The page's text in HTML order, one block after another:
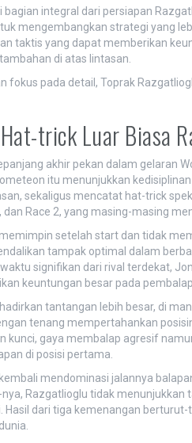
integral dari persiapan
mengembangkan strategi yang
taktis yang dapat memberikan
di atas lintasan.
fokus pada detail, Toprak
trick Luar Biasa
akhir pekan dalam gelaran
itu menunjukkan
sekaligus mencatat hat-trick
dan Race 2, yang masing-masing
setelah start dan tidak
tampak optimal dalam
signifikan dari rival terdekat,
keuntungan besar pada
tantangan lebih besar, di
tenang mempertahankan
kunci, gaya membalap agresif
di posisi pertama.
mendominasi jalannya
Razgatlioglu tidak
Hasil dari tiga kemenangan